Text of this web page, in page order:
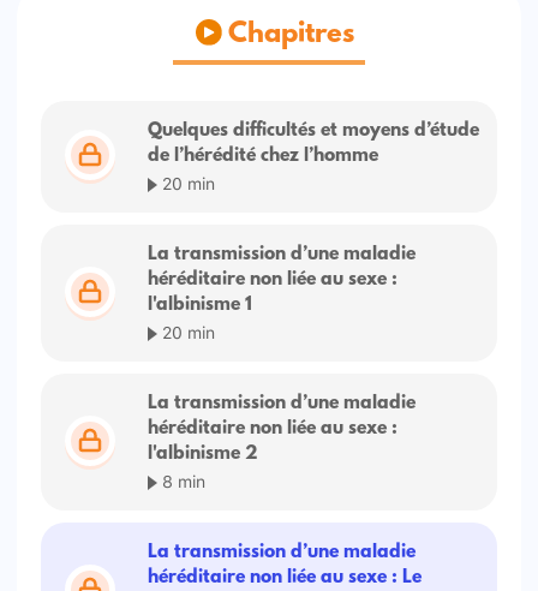
Chapitres
Quelques difficultés et moyens d’étude
de l’hérédité chez l’homme
20 min
La transmission d’une maladie
héréditaire non liée au sexe :
l'albinisme 1
20 min
La transmission d’une maladie
héréditaire non liée au sexe :
l'albinisme 2
8 min
La transmission d’une maladie
héréditaire non liée au sexe : Le